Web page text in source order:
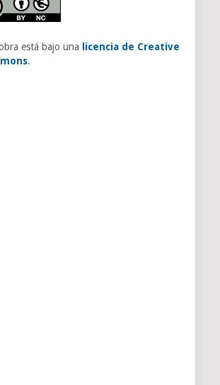
está bajo una
licencia de Creative
.